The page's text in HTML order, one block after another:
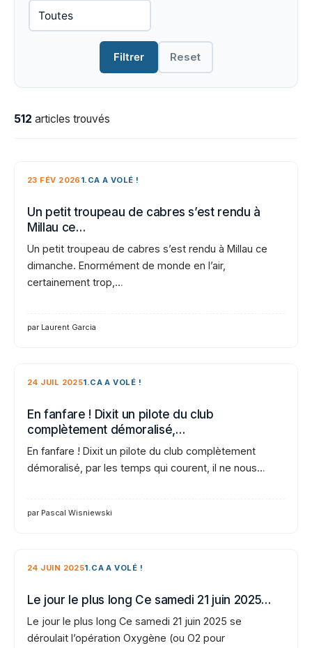
Filtrer Reset
512 articles trouvés
23 FÉV 2026 1.CA A VOLÉ !
Un petit troupeau de cabres s’est rendu à
Millau ce…
Un petit troupeau de cabres s’est rendu à Millau ce
dimanche. Enormément de monde en l’air,
certainement trop,…
par Laurent Garcia
24 JUIL 20251.CA A VOLÉ !
En fanfare ! Dixit un pilote du club
complètement démoralisé,…
En fanfare ! Dixit un pilote du club complètement
démoralisé, par les temps qui courent, il ne nous…
par Pascal Wisniewski
24 JUIN 20251.CA A VOLÉ !
Le jour le plus long Ce samedi 21 juin 2025…
Le jour le plus long Ce samedi 21 juin 2025 se
déroulait l’opération Oxygène (ou O2 pour